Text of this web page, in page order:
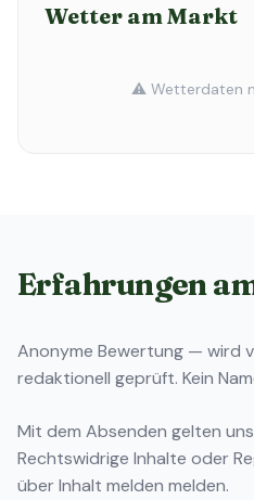
Wetter am Markt
⚠️ Wetterdaten
Erfahrungen
Anonyme Bewertung — wird
redaktionell geprüft. Kein
Mit dem Absenden gelten
Rechtswidrige Inhalte oder
überInhalt melden melden.